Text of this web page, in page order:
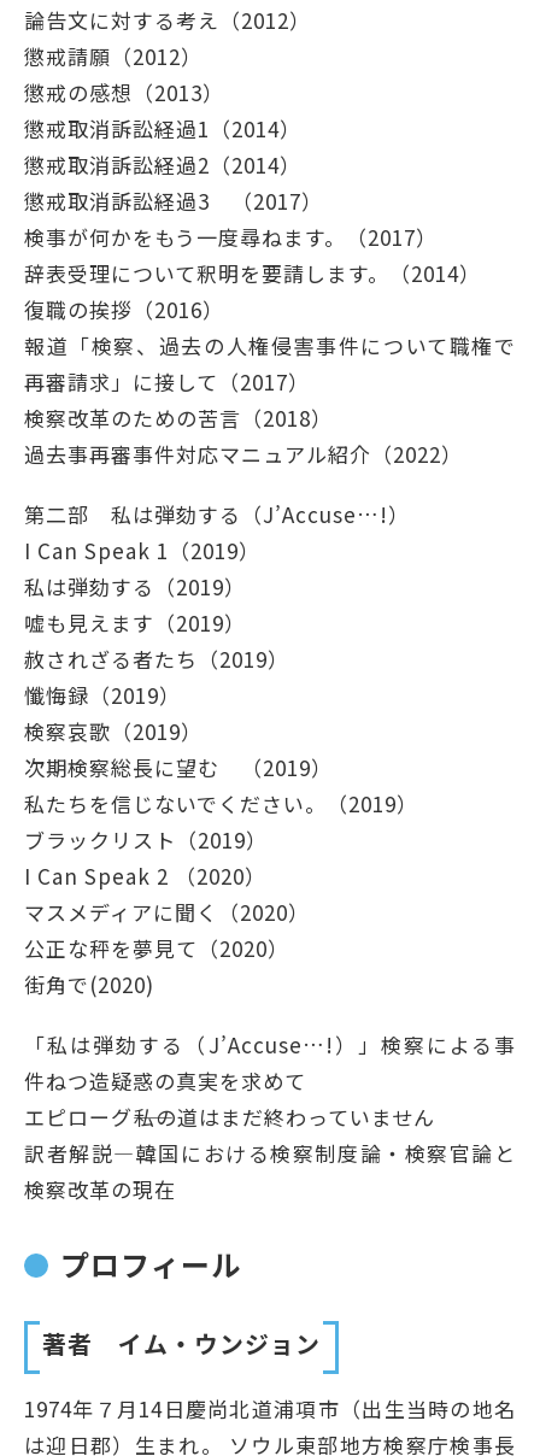
論告⽂に対する考え（2012）
懲戒請願（2012）
懲戒の感想（2013）
懲戒取消訴訟経過1（2014）
懲戒取消訴訟経過2（2014）
懲戒取消訴訟経過3 （2017）
検事が何かをもう⼀度尋ねます。（2017）
辞表受理について釈明を要請します。（2014）
復職の挨拶（2016）
報道「検察、過去の⼈権侵害事件について職権で
再審請求」に接して（2017）
検察改⾰のための苦⾔（2018）
過去事再審事件対応マニュアル紹介（2022）
第二部 私は弾劾する（J’Accuse…!）
I Can Speak 1（2019）
私は弾劾する（2019）
嘘も⾒えます（2019）
赦されざる者たち（2019）
懺悔録（2019）
検察哀歌（2019）
次期検察総⻑に望む （2019）
私たちを信じないでください。（2019）
ブラックリスト（2019）
I Can Speak 2 （2020）
マスメディアに聞く（2020）
公正な秤を夢⾒て（2020）
街⾓で(2020)
「私は弾劾する（J’Accuse…!）」検察による事
件ねつ造疑惑の真実を求めて
エピローグ――私の道はまだ終わっていません
訳者解説―韓国における検察制度論・検察官論と
検察改革の現在
プロフィール
著者 イム・ウンジョン
1974年７月14日慶尚北道浦項市（出生当時の地名
は迎日郡）生まれ。 ソウル東部地方検察庁検事長